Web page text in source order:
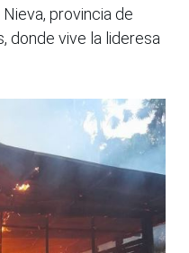
provincia de
donde vive la lideresa